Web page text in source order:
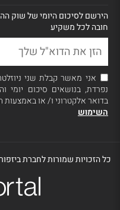
הירשם לסיכום היומי של שוק
חובה לכל משקיע
אני מאשר קבלת שני
נפרדת, בנושאים סיכום יומי
בדואר אלקטרוני ו/ או באמצעות
השימוש
כל הזכויות שמורות לחברת